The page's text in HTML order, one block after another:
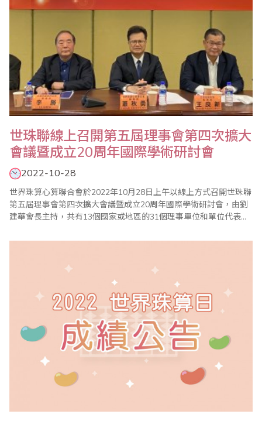
世珠聯線上召開第五屆理事會第四次擴大
會議暨成立20周年國際學術研討會
2022-10-28
世界珠算心算聯合會於2022年10月28日上午以線上方式召開世珠聯
第五屆理事會第四次擴大會議暨成立20周年國際學術研討會，由劉
建華會長主持，共有13個國家或地區的31個理事單位和單位代表共
秘書長王良新、副秘書長林元翔、台灣珠算教育協會理事長李勝以
長在致詞中表示要開拓創新，將..